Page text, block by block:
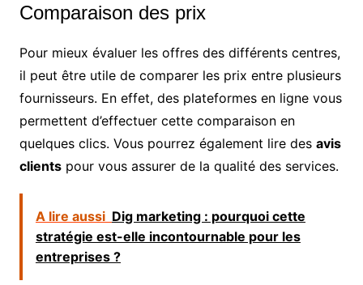
Comparaison des prix
Pour mieux évaluer les offres des différents centres,
il peut être utile de comparer les prix entre plusieurs
fournisseurs. En effet, des plateformes en ligne vous
permettent d’effectuer cette comparaison en
quelques clics. Vous pourrez également lire des avis
clientspour vous assurer de la qualité des services.
A lire aussi Dig marketing : pourquoi cette
stratégie est-elle incontournable pour les
entreprises ?